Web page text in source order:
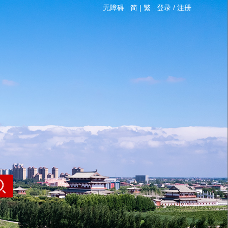
无障碍 简 |繁 登录/ 注册